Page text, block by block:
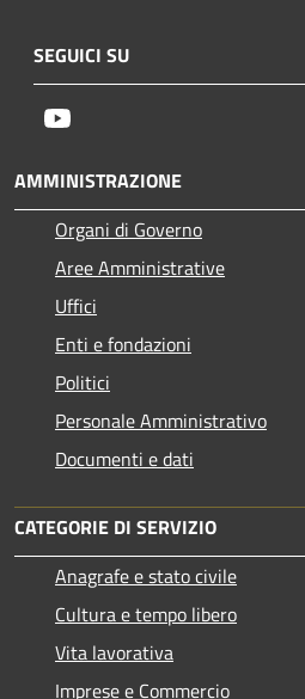
SEGUICI SU
AMMINISTRAZIONE
Organi di Governo
Aree Amministrative
Uffici
Enti e fondazioni
Politici
Personale Amministrativo
Documenti e dati
CATEGORIE DI SERVIZIO
Anagrafe e stato civile
Cultura e tempo libero
Vita lavorativa
Imprese e Commercio